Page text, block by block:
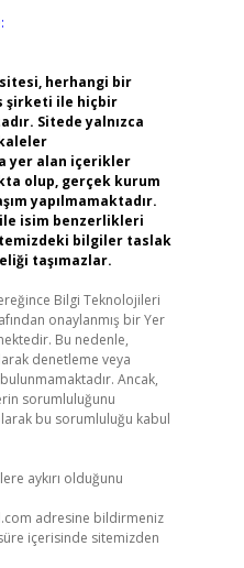
herhangi bir
şirketi ile hiçbir
Sitede yalnızca
yer alan içerikler
olup, gerçek kurum
yapılmamaktadır.
isim benzerlikleri
bilgiler taslak
taşımazlar.
Bilgi Teknolojileri
onaylanmış bir Yer
Bu nedenle,
denetleme veya
Ancak,
sorumluluğunu
bu sorumluluğu kabul
aykırı olduğunu
adresine bildirmeniz
içerisinde sitemizden